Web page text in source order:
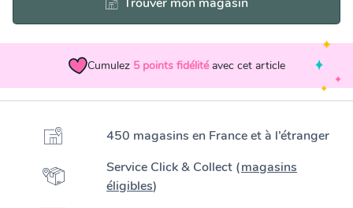
Cumulez 5 points fidélité avec cet article
450 magasins en France et à l’étranger
Service Click & Collect (magasins
éligibles)